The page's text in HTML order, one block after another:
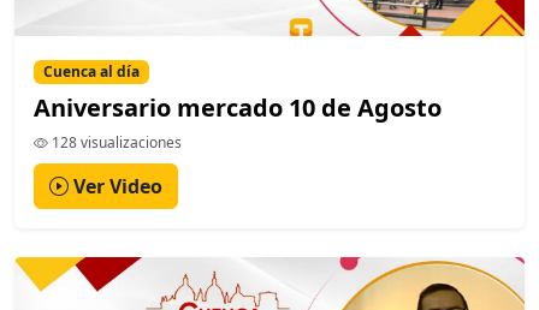
Cuenca al día
Aniversario mercado 10 de Agosto
128 visualizaciones
Ver Video